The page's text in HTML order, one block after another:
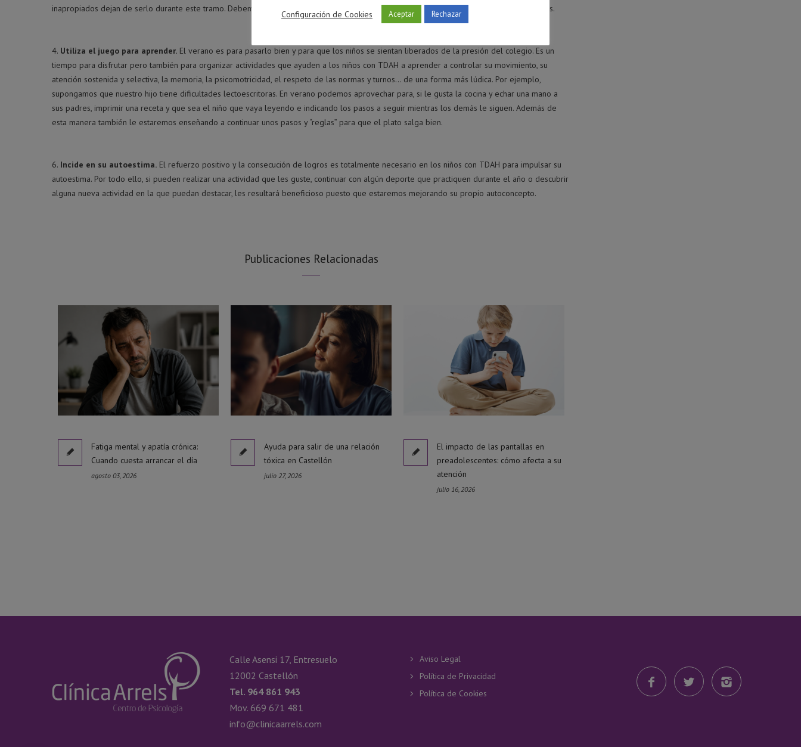
inapropiados dejan de serlo durante este tramo. Debemos mantener unas pautas educativas comunes para no desconcertar a nuestros hijos.
Utiliza el juego para aprender. El verano es para pasarlo bien y para que los niños se sientan liberados de la presión del colegio. Es un
tiempo para disfrutar pero también para organizar actividades que ayuden a los niños con TDAH a aprender a controlar su movimiento, su
atención sostenida y selectiva, la memoria, la psicomotricidad, el respeto de las normas y turnos… de una forma más lúdica. Por ejemplo,
supongamos que nuestro hijo tiene dificultades lectoescritoras. En verano podemos aprovechar para, si le gusta la cocina y echar una mano a
sus padres, imprimir una receta y que sea el niño que vaya leyendo e indicando los pasos a seguir mientras los demás le siguen. Además de
esta manera también le estaremos enseñando a continuar unos pasos y “reglas” para que el plato salga bien.
Incide en su autoestima. El refuerzo positivo y la consecución de logros es totalmente necesario en los niños con TDAH para impulsar su
autoestima. Por todo ello, si pueden realizar una actividad que les guste, continuar con algún deporte que practiquen durante el año o descubrir
alguna nueva actividad en la que puedan destacar, les resultará beneficioso puesto que estaremos mejorando su propio autoconcepto.
Publicaciones Relacionadas
Fatiga mental y apatía crónica:
Cuando cuesta arrancar el día
agosto 03, 2026
Ayuda para salir de una relación
tóxica en Castellón
julio 27, 2026
El impacto de las pantallas en
preadolescentes: cómo afecta a su
atención
julio 16, 2026
Calle Asensi 17, Entresuelo
12002 Castellón
Tel. 964 861 943
Mov. 669 671 481
info@clinicaarrels.com
Aviso Legal
Política de Privacidad
Política de Cookies
Configuración de Cookies Aceptar Rechazar